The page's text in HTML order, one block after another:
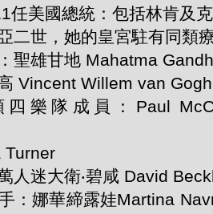
任美國總統：包括林肯及
二世，她的皇宮駐有同類
聖雄甘地 Mahatma
Vincent Willem van Gogh
四樂隊成員：Paul
Turner
人迷大衛‧碧咸 David
：娜華締露娃Martina